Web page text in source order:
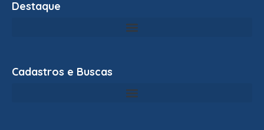
Destaque
Cadastros e Buscas